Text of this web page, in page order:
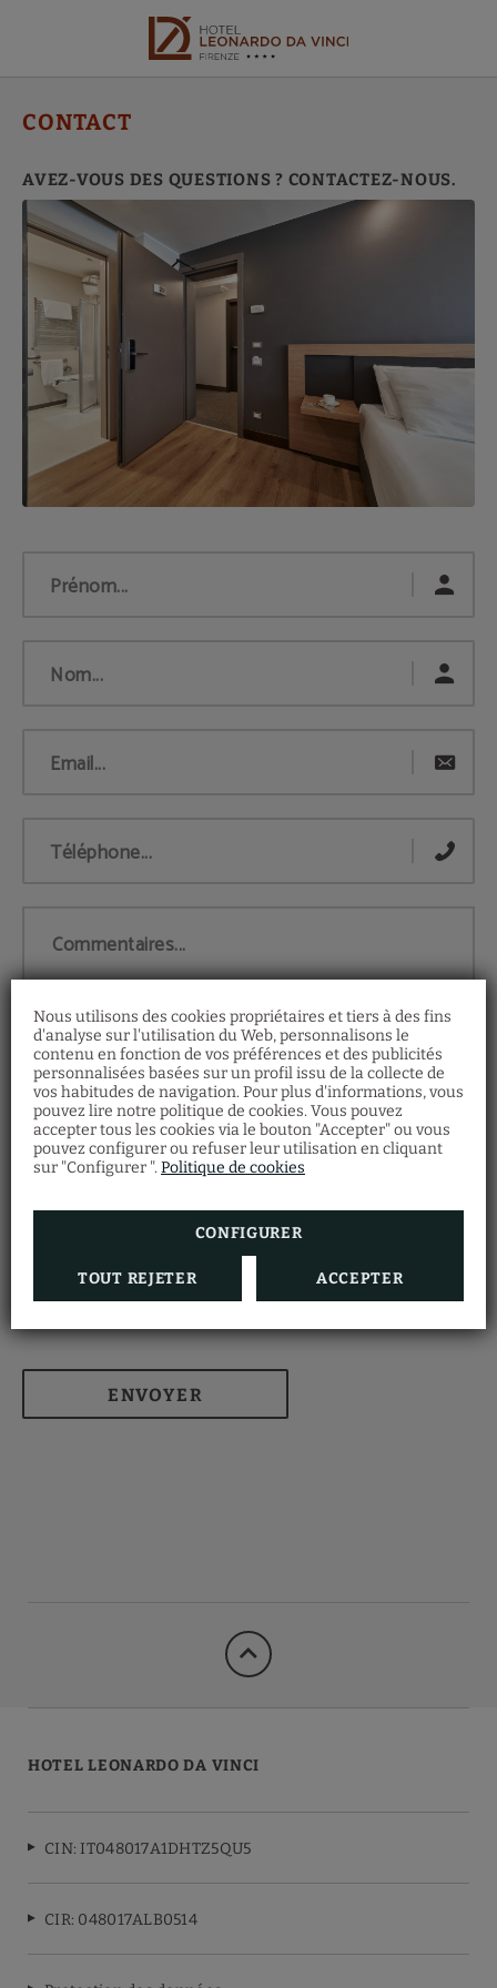
Nous utilisons des cookies propriétaires et tiers à des fins
d'analyse sur l'utilisation du Web, personnalisons le
contenu en fonction de vos préférences et des publicités
personnalisées basées sur un profil issu de la collecte de
vos habitudes de navigation. Pour plus d'informations, vous
pouvez lire notre politique de cookies. Vous pouvez
accepter tous les cookies via le bouton "Accepter" ou vous
pouvez configurer ou refuser leur utilisation en cliquant
sur "Configurer ". Politique de cookies
CONFIGURER
TOUT REJETER ACCEPTER
CONTACT
AVEZ-VOUS DES QUESTIONS ? CONTACTEZ-NOUS.
Prénom...
Nom...
Email...
Téléphone...
Commentaires...
J’accepte l’utilisation de mes données personnelles pour
la publicité et les communications électroniques basées
sur mon profil par HOTEL LEONARDO DA VINCI. Pour en
savoir plus sur les droits de protection de données et les
ENVOYER
HOTEL LEONARDO DA VINCI
CIN: IT048017A1DHTZ5QU5
CIR: 048017ALB0514